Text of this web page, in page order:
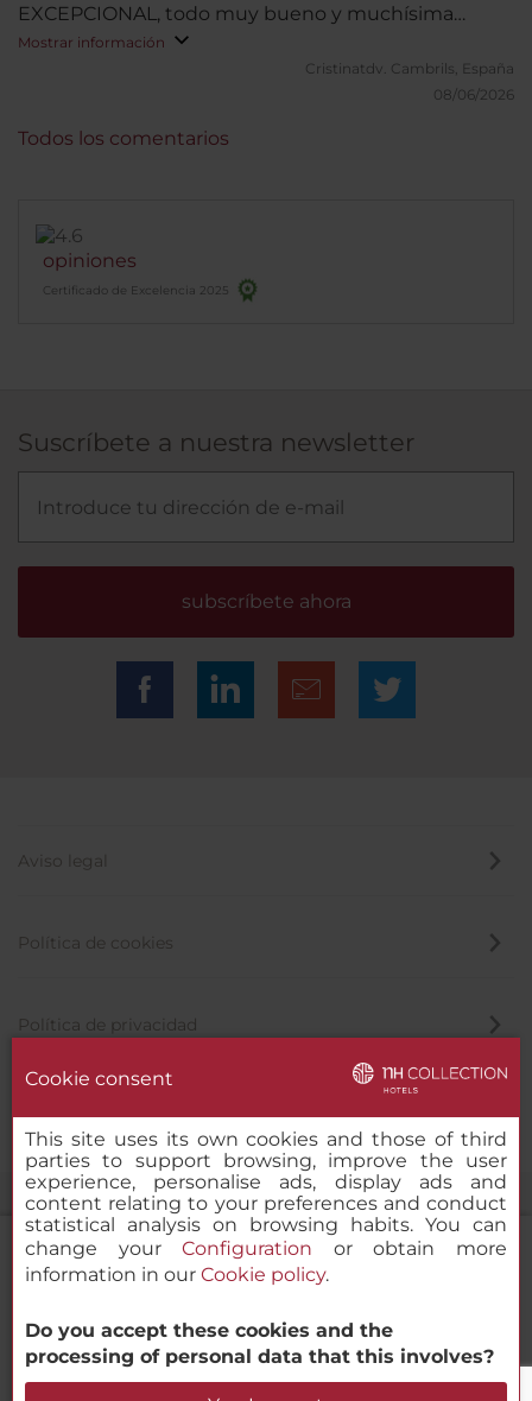
NH Collection Madrid Abascal
EXCEPCIONAL, todo muy bueno y muchísima
variedad. El gym a pesar de ser pequeño tiene 5
máquinas necesarias y en muy buen estado
(incluso el material) con agua fría y toallas para
Recomendable 100%
Mostrar información
Cristinatdv. Cambrils, España
08/06/2026
opiniones
Certificado de Excelencia 2025
Todos los comentarios
Suscríbete a nuestra newsletter
subscríbete ahora
Aviso legal
Política de cookies
Política de privacidad
© 2000-2026 MINOR HOTELS EUROPE & AMERICAS Santa Engracia,
120. 28003 Madrid, España
Cookie consent
This site uses its own cookies and those of third
parties to support browsing, improve the user
experience, personalise ads, display ads and
content relating to your preferences and conduct
statistical analysis on browsing habits. You can
change yourConfiguration or obtain more
information in our Cookie policy.
Do you accept these cookies and the
processing of personal data that this involves?